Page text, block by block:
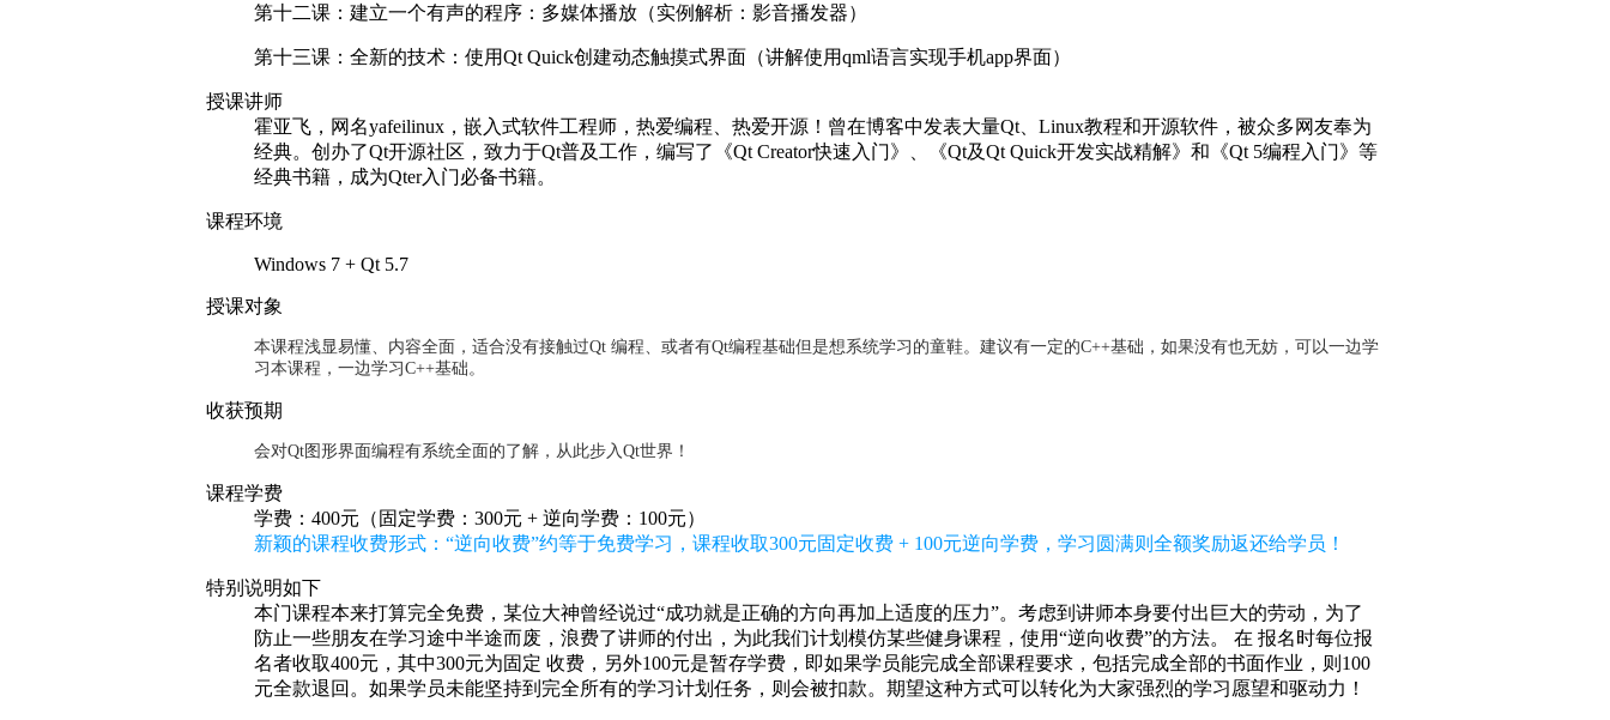
第十二课：建立一个有声的程序：多媒体播放（实例解析：影音播发器）
第十三课：全新的技术：使用Qt Quick创建动态触摸式界面（讲解使用qml语言实现手机app界面）
授课讲师
霍亚飞，网名yafeilinux，嵌入式软件工程师，热爱编程、热爱开源！曾在博客中发表大量Qt、Linux教程和开源软件，被众多网友奉为
经典。创办了Qt开源社区，致力于Qt普及工作，编写了《Qt Creator快速入门》、《Qt及Qt Quick开发实战精解》和《Qt 5编程入门》等
经典书籍，成为Qter入门必备书籍。
课程环境
Windows 7 + Qt 5.7
授课对象
本课程浅显易懂、内容全面，适合没有接触过Qt 编程、或者有Qt编程基础但是想系统学习的童鞋。建议有一定的C++基础，如果没有也无妨，可以一边学
习本课程，一边学习C++基础。
收获预期
会对Qt图形界面编程有系统全面的了解，从此步入 Qt世界！
课程学费
学费：400元（固定学费：300元 + 逆向学费：100元）
新颖的课程收费形式：“逆向收费”约等于免费学习，课程收取300元固定收费 + 100元逆向学费，学习圆满则全额奖励返还给学员！
特别说明如下
本门课程本来打算完全免费，某位大神曾经说过“成功就是正确的方向再加上适度的压力”。考虑到讲师本身要付出巨大的劳动，为了
防止一些朋友在学习途中半途而废，浪费了讲师的付出，为此我们计划模仿某些健身课程，使用“逆向收费”的方法。 在 报名时每位报
名者收取400元，其中300元为固定 收费，另外100元是暂存学费，即如果学员能完成全部课程要求，包括完成全部的书面作业，则100
元全款退回。如果学员未能坚持到完全所有的学习计划任务，则会被扣款。期望这种方式可以转化为大家强烈的学习愿望和驱动力！